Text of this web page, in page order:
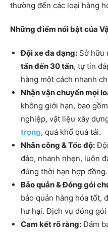
thường đến các loại hàng
Những điểm nổi bật của
Đội xe đa dạng: Sở hữu
tấn đến 30 tấn, tự tin
hàng một cách nhanh
Nhận vận chuyển mọi
không giới hạn, bao
nghiệp, vật liệu xây
trọng, quá khổ quá tải.
Nhân công & Tốc độ:
đảo, nhanh nhẹn, luôn
đúng thời hạn hợp đồng.
Bảo quản & Đóng gói
bảo quản hàng hóa tốt,
hư hại. Dịch vụ đóng
Cam kết rõ ràng:Đảm